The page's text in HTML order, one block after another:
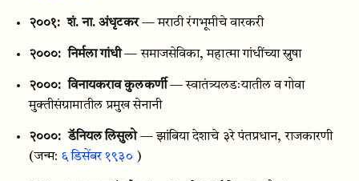
२००१: शं. ना. अंधृटकर — मराठी रंगभूमीचे वारकरी
२०००: निर्मला गांधी — समाजसेविका, महात्मा गांधींच्या स्नुषा
२०००: विनायकराव कुलकर्णी — स्वातंत्र्यलडःयातील व गोवा
मुक्तीसंग्रामातील प्रमुख सेनानी
२०००: डॅनियल लिसुलो — झांबिया देशाचे ३रे पंतप्रधान, राजकारणी
(जन्म: ६ डिसेंबर १९३० )